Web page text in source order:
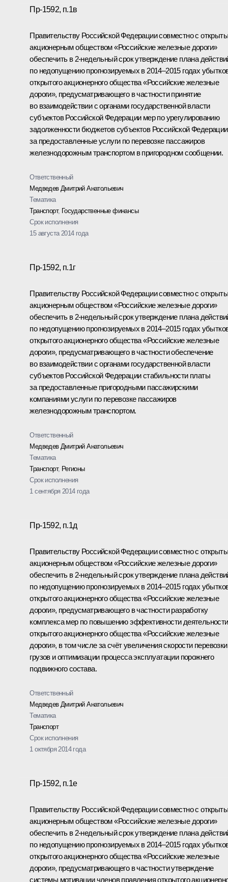
Пр-1592, п.1в
Правительству Российской Федерации совместно с
акционерным обществом «Российские железные дороги»
обеспечить в 2-недельный срок утверждение плана
по недопущению прогнозируемых в 2014–2015 годах
открытого акционерного общества «Российские железные
дороги», предусматривающего в частности принятие
во взаимодействии с органами государственной власти
субъектов Российской Федерации мер по урегулированию
задолженности бюджетов субъектов Российской Федерации
за предоставленные услуги по перевозке пассажиров
железнодорожным транспортом в пригородном сообщении.
Ответственный
Медведев Дмитрий Анатольевич
Тематика
Транспорт, Государственные финансы
Срок исполнения
15 августа 2014 года
Пр-1592, п.1г
Правительству Российской Федерации совместно с
акционерным обществом «Российские железные дороги»
обеспечить в 2-недельный срок утверждение плана
по недопущению прогнозируемых в 2014–2015 годах
открытого акционерного общества «Российские железные
дороги», предусматривающего в частности обеспечение
во взаимодействии с органами государственной власти
субъектов Российской Федерации стабильности платы
за предоставленные пригородными пассажирскими
компаниями услуги по перевозке пассажиров
железнодорожным транспортом.
Ответственный
Медведев Дмитрий Анатольевич
Тематика
Транспорт, Регионы
Срок исполнения
1 сентября 2014 года
Пр-1592, п.1д
Правительству Российской Федерации совместно с
акционерным обществом «Российские железные дороги»
обеспечить в 2-недельный срок утверждение плана
по недопущению прогнозируемых в 2014–2015 годах
открытого акционерного общества «Российские железные
дороги», предусматривающего в частности разработку
комплекса мер по повышению эффективности деятельности
открытого акционерного общества «Российские железные
дороги», в том числе за счёт увеличения скорости перевозки
грузов и оптимизации процесса эксплуатации порожнего
подвижного состава.
Ответственный
Медведев Дмитрий Анатольевич
Тематика
Транспорт
Срок исполнения
1 октября 2014 года
Пр-1592, п.1е
Правительству Российской Федерации совместно с
акционерным обществом «Российские железные дороги»
обеспечить в 2-недельный срок утверждение плана
по недопущению прогнозируемых в 2014–2015 годах
открытого акционерного общества «Российские железные
дороги», предусматривающего в частности утверждение
системы мотивации членов правления открытого